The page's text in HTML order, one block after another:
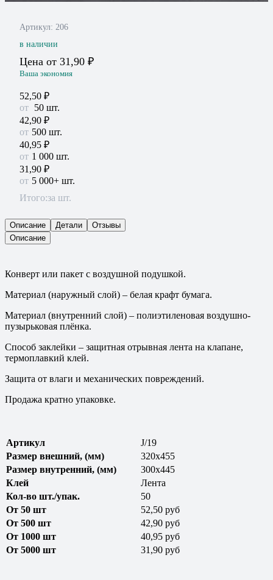
Артикул: 206
в наличии
Цена от 31,90 ₽
Ваша экономия
52,50 ₽
50 шт.
42,90 ₽
500 шт.
40,95 ₽
1 000 шт.
31,90 ₽
5 000+ шт.
Итого:за шт.
Описание Детали
Отзывы
Описание
Конверт или пакет с воздушной подушкой.
Материал (наружный слой) – белая крафт бумага.
Материал (внутренний слой) – полиэтиленовая воздушно-
пузырьковая плёнка.
Способ заклейки – защитная отрывная лента на клапане,
термоплавкий клей.
Защита от влаги и механических повреждений.
Продажа кратно упаковке.
Артикул
J/19
Размер внешний, (мм)
320х455
Размер внутренний, (мм)
300х445
Клей
Лента
Кол-во шт./упак.
50
От 50 шт
52,50 руб
От 500 шт
42,90 руб
От 1000 шт
40,95 руб
От 5000 шт
31,90 руб